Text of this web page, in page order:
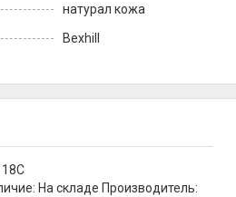
натурал кожа
Bexhill
На складе Производитель: